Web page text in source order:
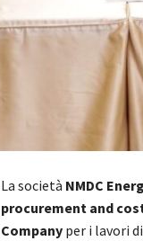
La società NMDC
procurement and
Companyper i lavori